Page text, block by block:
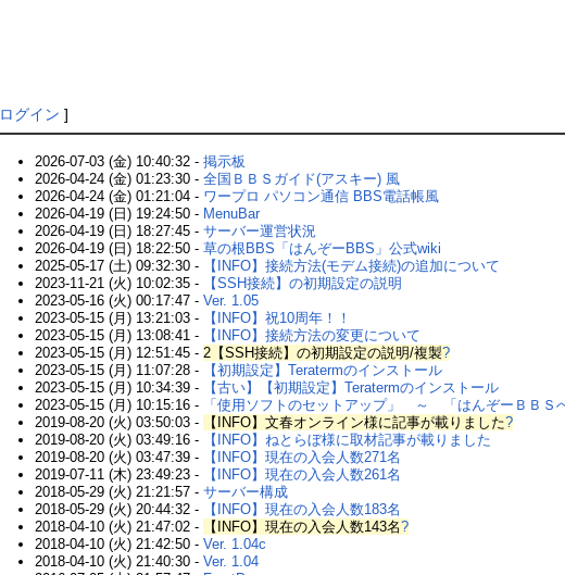
ログイン ]
2026-07-03 (金) 10:40:32 -掲示板
2026-04-24 (金) 01:23:30 -全国ＢＢＳガイド(アスキー) 風
2026-04-24 (金) 01:21:04 - ワープロ パソコン通信 BBS電話帳風
2026-04-19 (日) 19:24:50 - MenuBar
2026-04-19 (日) 18:27:45 -サーバー運営状況
2026-04-19 (日) 18:22:50 -草の根BBS「はんぞーBBS」公式wiki
2025-05-17 (土) 09:32:30 -
【INFO】接続方法(モデム接続)の追加について
2023-11-21 (火) 10:02:35 -
【SSH接続】の初期設定の説明
2023-05-16 (火) 00:17:47 -Ver. 1.05
2023-05-15 (月) 13:21:03 -
【INFO】祝10周年！！
2023-05-15 (月) 13:08:41 -
【INFO】接続方法の変更について
2023-05-15 (月) 12:51:45 - 2【SSH接続】の初期設定の説明/複製?
2023-05-15 (月) 11:07:28 -
【初期設定】Teratermのインストール
2023-05-15 (月) 10:34:39 -
【古い】【初期設定】Teratermのインストール
2023-05-15 (月) 10:15:16 -
「使用ソフトのセットアップ」 ～ 「はんぞーＢＢＳ
2019-08-20 (火) 03:50:03 -
【INFO】文春オンライン様に記事が載りました?
2019-08-20 (火) 03:49:16 -
【INFO】ねとらぼ様に取材記事が載りました
2019-08-20 (火) 03:47:39 -
【INFO】現在の入会人数271名
2019-07-11 (木) 23:49:23 -
【INFO】現在の入会人数261名
2018-05-29 (火) 21:21:57 -サーバー構成
2018-05-29 (火) 20:44:32 -
【INFO】現在の入会人数183名
2018-04-10 (火) 21:47:02 -
【INFO】現在の入会人数143名?
2018-04-10 (火) 21:42:50 -Ver. 1.04c
2018-04-10 (火) 21:40:30 -Ver. 1.04